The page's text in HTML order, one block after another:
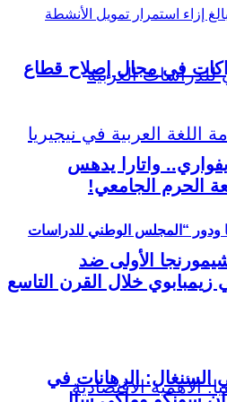
ودور “المجلس الوطني للدراسات
في مجال إصلاح قطاع
واتارا يدهس
الحرم الجامعي!
الأولى ضد
زيمبابوي خلال القرن التاسع
السنغال: الرهانات في